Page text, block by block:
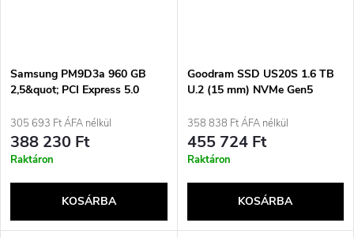
Samsung PM9D3a 960 GB
2,5&quot; PCI Express 5.0
305 693 Ft ÁFA nélkül
388 230 Ft
Raktáron
KOSÁRBA
Goodram SSD US20S 1.6 TB
U.2 (15 mm) NVMe Gen5
1T6IS30B (DWPD 3) ISE
358 838 Ft ÁFA nélkül
455 724 Ft
Raktáron
KOSÁRBA